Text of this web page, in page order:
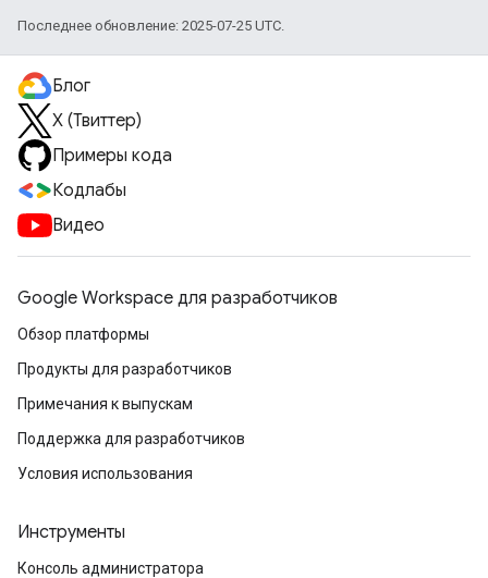
Последнее обновление: 2025-07-25 UTC.
Блог
X (Твиттер)
Примеры кода
Кодлабы
Видео
Google Workspace для разработчиков
Обзор платформы
Продукты для разработчиков
Примечания к выпускам
Поддержка для разработчиков
Условия использования
Инструменты
Консоль администратора